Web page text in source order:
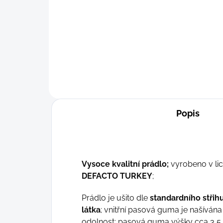
Popis
Vysoce kvalitní prádlo; vyrobeno v
DEFACTO TURKEY;
Prádlo je ušito dle standardního
látka; vnitřní pasová guma je